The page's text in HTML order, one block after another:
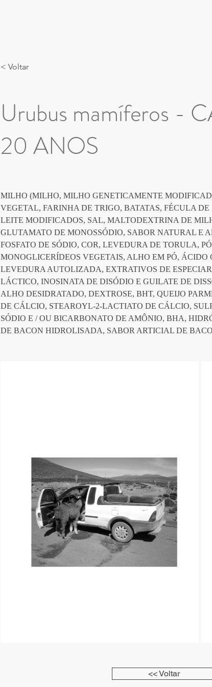
< Voltar
Urubus mamíferos -
20 ANOS
MILHO (MILHO, MILHO GENETICAMENTE
VEGETAL, FARINHA DE TRIGO, BATATAS, FÉCULA
LEITE MODIFICADOS, SAL, MALTODEXTRINA DE
GLUTAMATO DE MONOSSÓDIO, SABOR NATURAL E
FOSFATO DE SÓDIO, COR, LEVEDURA DE TORULA,
MONOGLICERÍDEOS VEGETAIS, ALHO EM PÓ, ÁCIDO
LEVEDURA AUTOLIZADA, EXTRATIVOS DE
LÁCTICO, INOSINATA DE DISÓDIO E GUILATE DE
ALHO DESIDRATADO, DEXTROSE, BHT, QUEIJO
DE CÁLCIO, STEAROYL-2-LACTIATO DE CÁLCIO,
SÓDIO E / OU BICARBONATO DE AMÔNIO, BHA,
DE BACON HIDROLISADA, SABOR ARTICIAL DE
<< Voltar